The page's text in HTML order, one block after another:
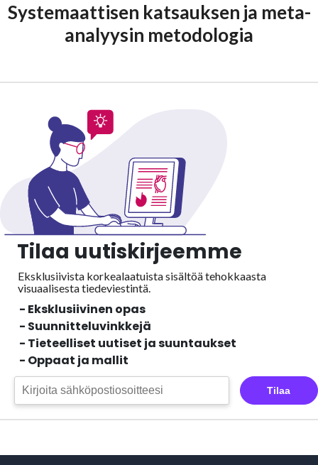
Systemaattisen katsauksen ja meta-
analyysin metodologia
Tilaa uutiskirjeemme
Eksklusiivista korkealaatuista sisältöä tehokkaasta
visuaalisestatiedeviestintä.
- Eksklusiivinen opas
- Suunnitteluvinkkejä
- Tieteelliset uutiset ja suuntaukset
- Oppaat ja mallit
Tilaa